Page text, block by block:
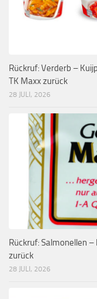
Rückruf: Verderb –
TK Maxx zurück
28 JULI, 2026
Rückruf: Salmonellen
zurück
28 JULI, 2026